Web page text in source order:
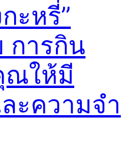
ะหรี่”
การกิน
ณให้มี
ะความจำ